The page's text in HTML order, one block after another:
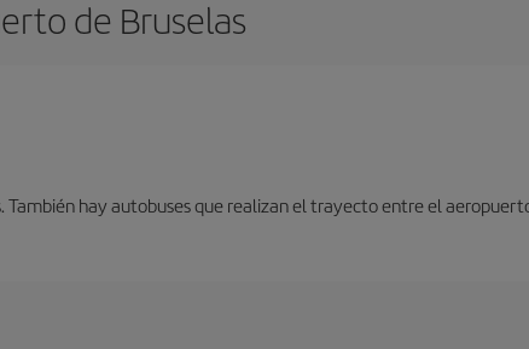
de Bruselas
hay autobuses que realizan el trayecto entre el